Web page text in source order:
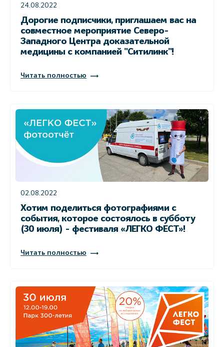
24.08.2022
Дорогие подписчики, приглашаем вас на
совместное мероприятие Северо-
Западного Центра доказательной
медицины с компанией "Ситилинк"!
Читать полностью
02.08.2022
Хотим поделиться фотографиями с
события, которое состоялось в субботу
(30 июля) - фестиваля «ЛЕГКО ФЕСТ»!
Читать полностью